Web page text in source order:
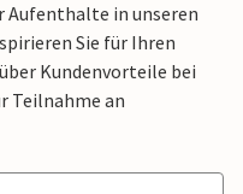
Aufenthalte in unseren
Sie für Ihren
Kundenvorteile bei
Teilnahme an